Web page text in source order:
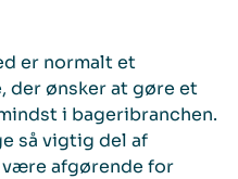
er normalt et
der ønsker at gøre et
i bageribranchen.
så vigtig del af
afgørende for